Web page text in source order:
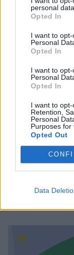
personal data.
Opted In
I want to
Personal
Opted In
I want to
Personal
Opted In
I want to opt-
Retention,
Personal
Purposes for
Opted Out
Data
sportu. O
sukasi aplink
vasarą ji
disciplinos,
geru oru
įpratusi būti
yra labai